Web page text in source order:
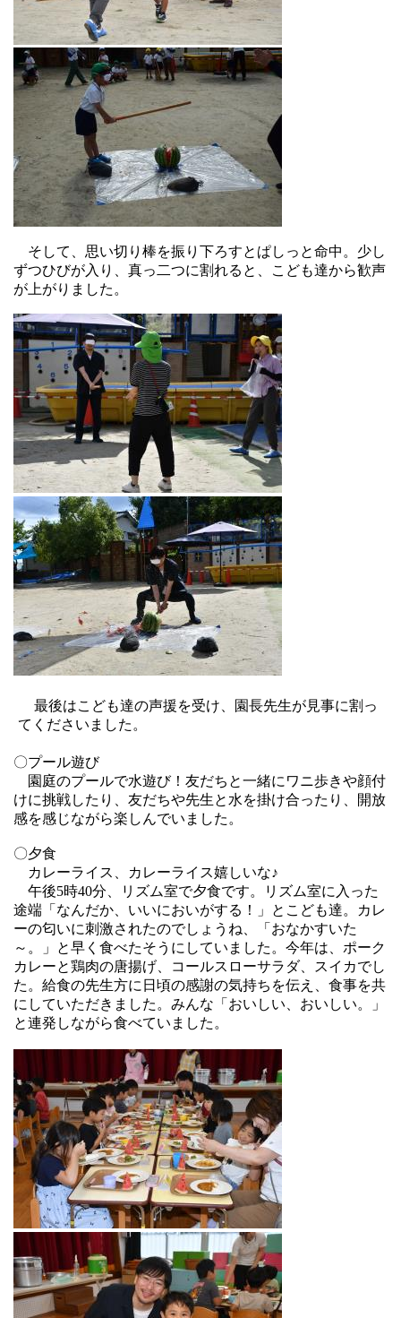
そして、思い切り棒を振り下ろすとぱしっと命中。少し
ずつひびが入り、真っ二つに割れると、こども達から歓声
が上がりました。
最後はこども達の声援を受け、園長先生が見事に割っ
てくださいました。
〇プール遊び
園庭のプールで水遊び！友だちと一緒にワニ歩きや顔付
けに挑戦したり、友だちや先生と水を掛け合ったり、開放
感を感じながら楽しんでいました。
〇夕食
カレーライス、カレーライス嬉しいな♪
午後5時40分、リズム室で夕食です。リズム室に入った
途端「なんだか、いいにおいがする！」とこども達。カレ
ーの匂いに刺激されたのでしょうね、「おなかすいた
～。」と早く食べたそうにしていました。今年は、ポーク
カレーと鶏肉の唐揚げ、コールスローサラダ、スイカでし
た。給食の先生方に日頃の感謝の気持ちを伝え、食事を共
にしていただきました。みんな「おいしい、おいしい。」
と連発しながら食べていました。